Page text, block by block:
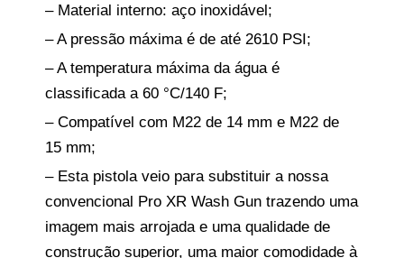
– Material interno: aço inoxidável;
– A pressão máxima é de até 2610 PSI;
– A temperatura máxima da água é
classificada a 60 °C/140 F;
– Compatível com M22 de 14 mm e M22 de
15 mm;
– Esta pistola veio para substituir a nossa
convencional Pro XR Wash Gun trazendo uma
imagem mais arrojada e uma qualidade de
construção superior, uma maior comodidade à